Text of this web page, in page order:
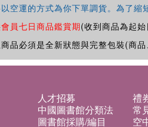
空運的方式為你下單調貨。為了
員七日商品鑑賞期(收到商品為起始
品必須是全新狀態與完整包裝(商
人才招募 禮
中國圖書館分類法 常
圖書館採購/編目 空